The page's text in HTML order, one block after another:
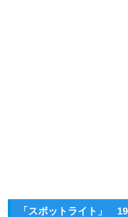
「スポットライト」